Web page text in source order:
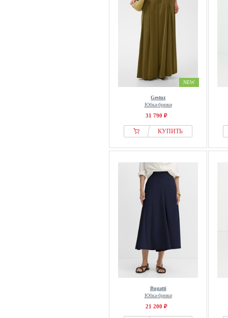
NEW
Gestuz
Юбка-брюки
31 790 ₽
КУПИТЬ
Bugatti
Юбка-брюки
21 200 ₽